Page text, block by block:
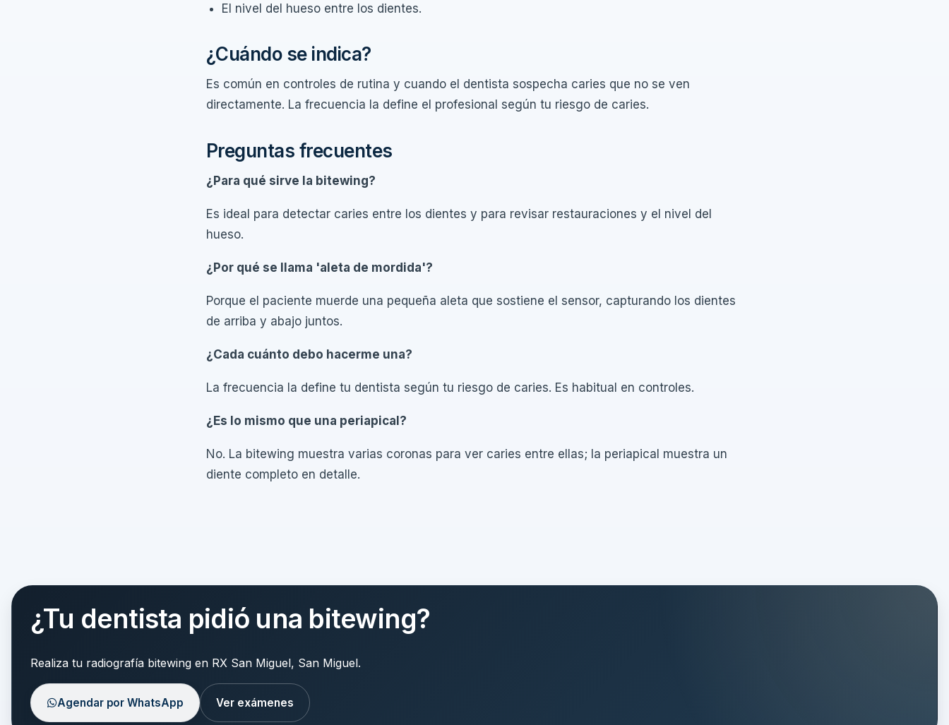
El nivel del hueso entre los dientes.
¿Cuándo se indica?
Es común en controles de rutina y cuando el dentista sospecha caries que no se ven
directamente. La frecuencia la define el profesional según tu riesgo de caries.
Preguntas frecuentes
¿Para qué sirve la bitewing?
Es ideal para detectar caries entre los dientes y para revisar restauraciones y el nivel del
hueso.
¿Por qué se llama 'aleta de mordida'?
Porque el paciente muerde una pequeña aleta que sostiene el sensor, capturando los dientes
de arriba y abajo juntos.
¿Cada cuánto debo hacerme una?
La frecuencia la define tu dentista según tu riesgo de caries. Es habitual en controles.
¿Es lo mismo que una periapical?
No. La bitewing muestra varias coronas para ver caries entre ellas; la periapical muestra un
diente completo en detalle.
¿Tu dentista pidió una bitewing?
Realiza tu radiografía bitewing en RX San Miguel, San Miguel.
Agendar por WhatsApp Ver exámenes